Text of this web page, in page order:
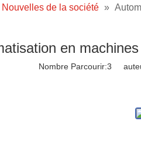
Nouvelles de la société »
en
Nombre Parcourir:3